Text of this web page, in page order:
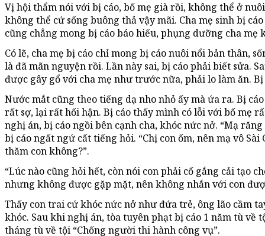
Vị hội thẩm nói với bị cáo, bố mẹ già rồi, không thể ở
không thể cứ sống buông thả vậy mãi. Cha mẹ sinh bị
cũng chẳng mong bị cáo báo hiếu, phụng dưỡng cha mẹ
Có lẽ, cha mẹ bị cáo chỉ mong bị cáo nuôi nổi bản thân,
là đã mãn nguyện rồi. Lần này sai, bị cáo phải biết sửa.
được gây gổ với cha mẹ như trước nữa, phải lo làm ăn. Bị
Nước mắt cũng theo tiếng dạ nho nhỏ ấy mà ứa ra. Bị
rất sợ, lại rất hối hận. Bị cáo thấy mình có lỗi với bố mẹ
nghị án, bị cáo ngồi bên cạnh cha, khóc nức nở. “Mạ
bị cáo ngất ngứ cất tiếng hỏi. “Chị con ốm, nên mạ vô Sài
thăm con không?”.
“Lúc nào cũng hỏi hết, còn nói con phải cố gắng cải tạo
nhưng không được gặp mặt, nên không nhắn với con
Thấy con trai cứ khóc nức nở như đứa trẻ, ông lão cầm
khóc. Sau khi nghị án, tòa tuyên phạt bị cáo 1 năm tù về
tháng tù về tội “Chống người thi hành công vụ”.